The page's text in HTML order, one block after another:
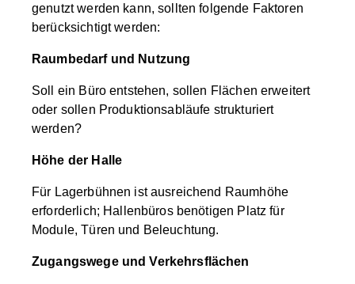
genutzt werden kann, sollten folgende Faktoren
berücksichtigt werden:
Raumbedarf und Nutzung
Soll ein Büro entstehen, sollen Flächen erweitert
oder sollen Produktionsabläufe strukturiert
werden?
Höhe der Halle
Für Lagerbühnen ist ausreichend Raumhöhe
erforderlich; Hallenbüros benötigen Platz für
Module, Türen und Beleuchtung.
Zugangswege und Verkehrsflächen